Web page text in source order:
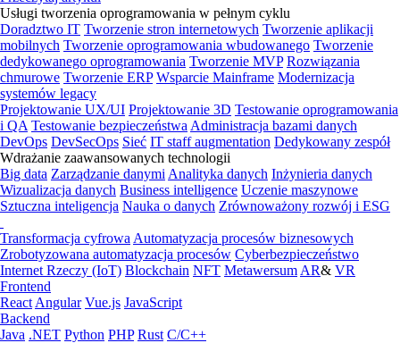
Usługi tworzenia oprogramowania w pełnym cyklu
Doradztwo IT Tworzenie stron internetowych Tworzenie aplikacji
mobilnych Tworzenie oprogramowania wbudowanego Tworzenie
dedykowanego oprogramowania Tworzenie MVP Rozwiązania
chmurowe Tworzenie ERP Wsparcie Mainframe Modernizacja
systemów legacy
Projektowanie UX/UI Projektowanie 3D Testowanie oprogramowania
i QA Testowanie bezpieczeństwa Administracja bazami danych
DevOps DevSecOps Sieć IT staff augmentation Dedykowany zespół
Wdrażanie zaawansowanych technologii
Big data Zarządzanie danymi Analityka danych Inżynieria danych
Wizualizacja danych Business intelligence Uczenie maszynowe
Sztuczna inteligencja Nauka o danych Zrównoważony rozwój i ESG
Transformacja cyfrowa Automatyzacja procesów biznesowych
Zrobotyzowana automatyzacja procesów Cyberbezpieczeństwo
Internet Rzeczy (IoT) Blockchain NFT Metawersum AR& VR
Frontend
React Angular Vue.js JavaScript
Backend
Java .NET Python PHP Rust C/C++